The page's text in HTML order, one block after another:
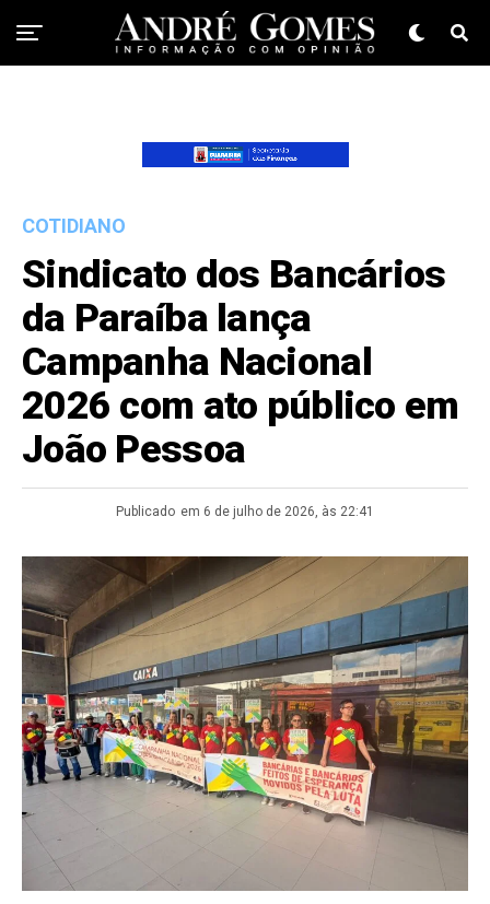
COTIDIANO
Sindicato dos Bancários
da Paraíba lança
Campanha Nacional
2026 com ato público em
João Pessoa
Publicado em 6 de julho de 2026, às 22:41